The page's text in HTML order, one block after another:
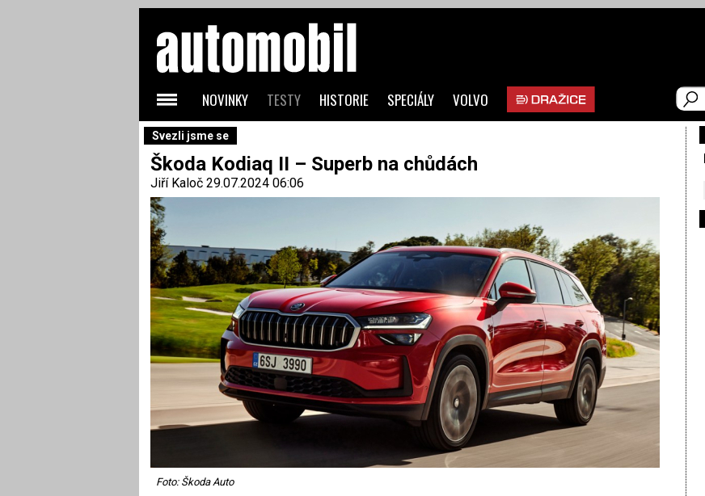
Svezli jsme se
Škoda Kodiaq II – Superb na chůdách
Jiří Kaloč29.07.2024 06:06
Foto: Škoda Auto
NOVINKY TESTY HISTORIE SPECIÁLY VOLVO